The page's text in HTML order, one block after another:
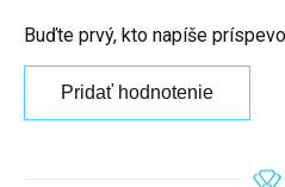
Buďte prvý, kto napíše
Pridať hodnotenie